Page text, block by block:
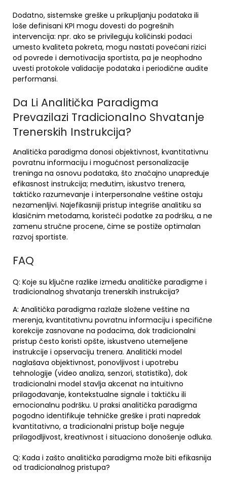
Dodatno, sistemske greške u prikupljanju podataka ili
loše definisani KPI mogu dovesti do pogrešnih
intervencija: npr. ako se privileguju količinski podaci
umesto kvaliteta pokreta, mogu nastati povećani rizici
od povrede i demotivacija sportista, pa je neophodno
uvesti protokole validacije podataka i periodične audite
performansi.
Da Li Analitička Paradigma
Prevazilazi Tradicionalno Shvatanje
Trenerskih Instrukcija?
Analitička paradigma donosi objektivnost, kvantitativnu
povratnu informaciju i mogućnost personalizacije
treninga na osnovu podataka, što značajno unapređuje
efikasnost instrukcija; međutim, iskustvo trenera,
taktičko razumevanje i interpersonalne veštine ostaju
nezamenljivi. Najefikasniji pristup integriše analitiku sa
klasičnim metodama, koristeći podatke za podršku, a ne
zamenu stručne procene, čime se postiže optimalan
razvoj sportiste.
FAQ
Q: Koje su ključne razlike između analitičke paradigme i
tradicionalnog shvatanja trenerskih instrukcija?
A: Analitička paradigma razlaže složene veštine na
merenja, kvantitativnu povratnu informaciju i specifične
korekcije zasnovane na podacima, dok tradicionalni
pristup često koristi opšte, iskustveno utemeljene
instrukcije i opservaciju trenera. Analitički model
naglašava objektivnost, ponovljivost i upotrebu
tehnologije (video analiza, senzori, statistika), dok
tradicionalni model stavlja akcenat na intuitivno
prilagođavanje, kontekstualne signale i taktičku ili
emocionalnu podršku. U praksi analitička paradigma
pogodno identifikuje tehničke greške i prati napredak
kvantitativno, a tradicionalni pristup bolje neguje
prilagodljivost, kreativnost i situaciono donošenje odluka.
Q: Kada i zašto analitička paradigma može biti efikasnija
od tradicionalnog pristupa?